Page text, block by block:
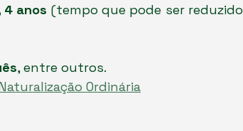
4 anos (tempo que pode ser reduzido
, entre outros.
Ordinária